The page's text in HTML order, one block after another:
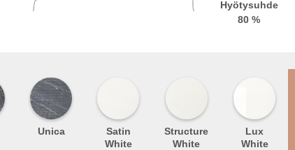
Hyötysuhde
80 %
Unica
Satin
White
Structure
White
Lux
White